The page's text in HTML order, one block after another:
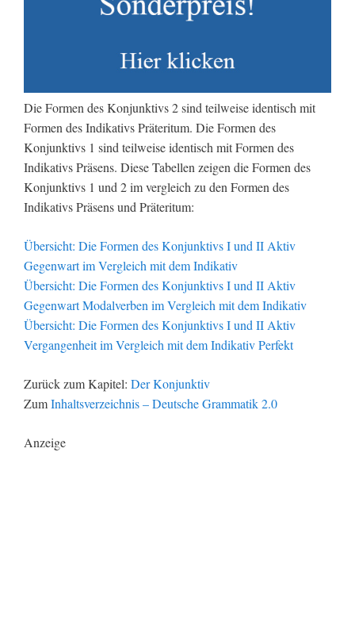
Die Formen des Konjunktivs 2 sind teilweise identisch mit
Formen des Indikativs Präteritum. Die Formen des
Konjunktivs 1 sind teilweise identisch mit Formen des
Indikativs Präsens. Diese Tabellen zeigen die Formen des
Konjunktivs 1 und 2 im vergleich zu den Formen des
Indikativs Präsens und Präteritum:
Übersicht: Die Formen des Konjunktivs I und II Aktiv
Gegenwart im Vergleich mit dem Indikativ
Übersicht: Die Formen des Konjunktivs I und II Aktiv
Gegenwart Modalverben im Vergleich mit dem Indikativ
Übersicht: Die Formen des Konjunktivs I und II Aktiv
Vergangenheit im Vergleich mit dem Indikativ Perfekt
Zurück zum Kapitel: Der Konjunktiv
ZumInhaltsverzeichnis – Deutsche Grammatik 2.0
Anzeige